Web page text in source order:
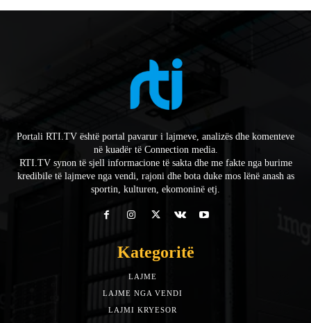
Portali RTI.TV është portal pavarur i lajmeve, analizës dhe komenteve
në kuadër të Connection media.
RTI.TV synon të sjell informacione të sakta dhe me fakte nga burime
kredibile të lajmeve nga vendi, rajoni dhe bota duke mos lënë anash as
sportin, kulturen, ekomoninë etj.
Kategoritë
LAJME
LAJME NGA VENDI
LAJMI KRYESOR